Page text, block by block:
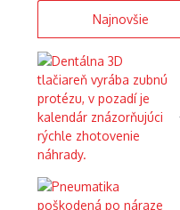
Najnovšie